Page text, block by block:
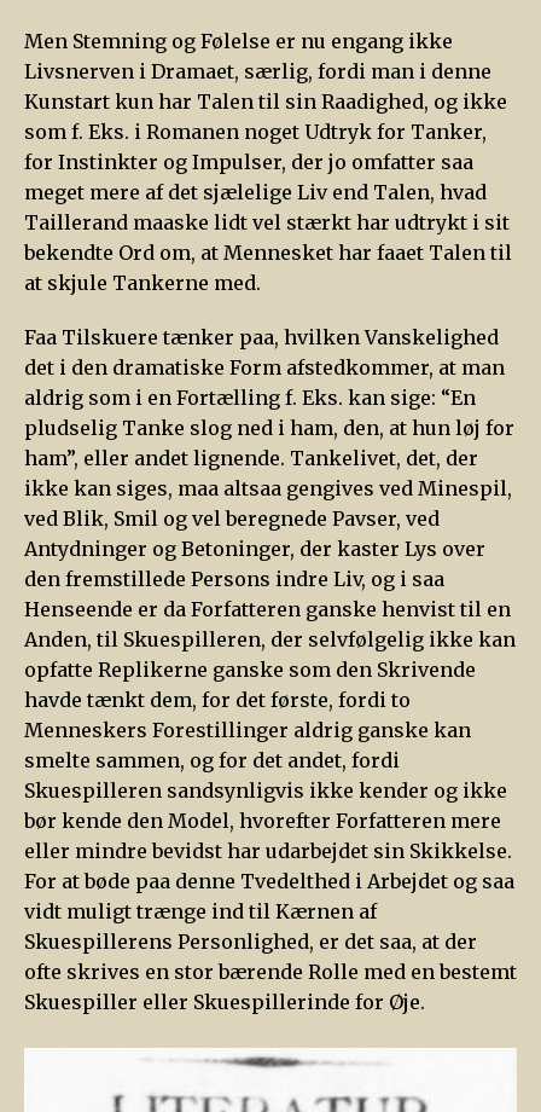
Men Stemning og Følelse er nu engang ikke
Livsnerven i Dramaet, særlig, fordi man i denne
Kunstart kun har Talen til sin Raadighed, og ikke
som f. Eks. i Romanen noget Udtryk for Tanker,
for Instinkter og Impulser, der jo omfatter saa
meget mere af det sjælelige Liv end Talen, hvad
Taillerand maaske lidt vel stærkt har udtrykt i sit
bekendte Ord om, at Mennesket har faaet Talen til
at skjule Tankerne med.
Faa Tilskuere tænker paa, hvilken Vanskelighed
det i den dramatiske Form afstedkommer, at man
aldrig som i en Fortælling f. Eks. kan sige: “En
pludselig Tanke slog ned i ham, den, at hun løj for
ham”, eller andet lignende. Tankelivet, det, der
ikke kan siges, maa altsaa gengives ved Minespil,
ved Blik, Smil og vel beregnede Pavser, ved
Antydninger og Betoninger, der kaster Lys over
den fremstillede Persons indre Liv, og i saa
Henseende er da Forfatteren ganske henvist til en
Anden, til Skuespilleren, der selvfølgelig ikke kan
opfatte Replikerne ganske som den Skrivende
havde tænkt dem, for det første, fordi to
Menneskers Forestillinger aldrig ganske kan
smelte sammen, og for det andet, fordi
Skuespilleren sandsynligvis ikke kender og ikke
bør kende den Model, hvorefter Forfatteren mere
eller mindre bevidst har udarbejdet sin Skikkelse.
For at bøde paa denne Tvedelthed i Arbejdet og saa
vidt muligt trænge ind til Kærnen af
Skuespillerens Personlighed, er det saa, at der
ofte skrives en stor bærende Rolle med en bestemt
Skuespiller eller Skuespillerinde for Øje.